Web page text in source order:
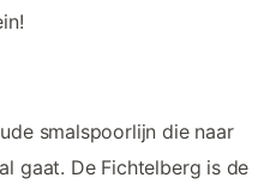
smalspoorlijn die naar
gaat. De Fichtelberg is de